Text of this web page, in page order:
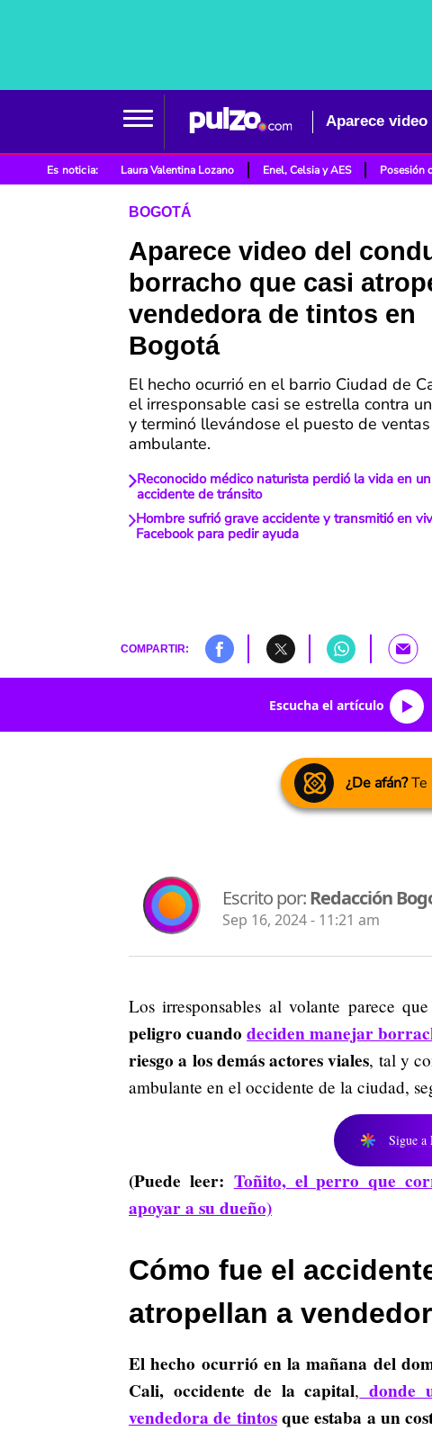
Es noticia: Laura Valentina Lozano Enel, Celsia y AES Posesión
BOGOTÁ
Aparece video del
borracho que casi
vendedora de tintos en
Bogotá
El hecho ocurrió en el barrio Ciudad de
el irresponsable casi se estrella contra
y terminó llevándose el puesto de ventas
ambulante.
Reconocido médico naturista perdió la vida en
accidente de tránsito
Hombre sufrió grave accidente y transmitió en
Facebook para pedir ayuda
COMPARTIR:
Escucha el artículo
¿De afán?Te
Escrito por:Redacción
Sep 16, 2024 - 11:21 am
Los irresponsables al volante parece
peligro cuandodeciden manejar
riesgo a los demás actores viales, tal y
ambulante en el occidente de la ciudad,
Sigue a
(Puede leer: Toñito, el perro que
apoyar a su dueño)
Cómo fue el
atropellan a
El hecho ocurrió en la mañana del
Cali, occidente de la capital, donde
vendedora de tintosque estaba a un